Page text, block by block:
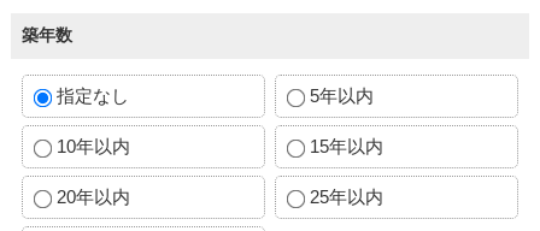
築年数
指定なし 5年以内
10年以内 15年以内
20年以内 25年以内